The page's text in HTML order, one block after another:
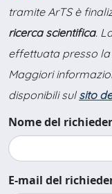
tramite ArTS è
ricerca scientifica.
effettuata presso
Maggiori
disponibili sul sito
Nome del
E-mail del